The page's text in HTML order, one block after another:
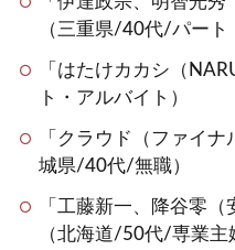
（三重県/40代/パート
「はたけカカシ（
ト・アルバイト）
「クラウド（ファイ
城県/40代/無職）
「工藤新一、降谷零（
（北海道/50代/専業主